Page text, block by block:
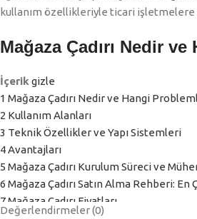
kullanım özellikleriyle ticari işletmelere
Mağaza Çadırı Nedir
İçerik gizle
1 Mağaza Çadırı Nedir ve Hangi
2 Kullanım Alanları
3 Teknik Özellikler ve Yapı Sistemleri
4Avantajları
5 Mağaza Çadırı Kurulum Süreci ve
6 Mağaza Çadırı Satın Alma Rehberi:
7Mağaza Çadırı Fiyatları
Değerlendirmeler (0)